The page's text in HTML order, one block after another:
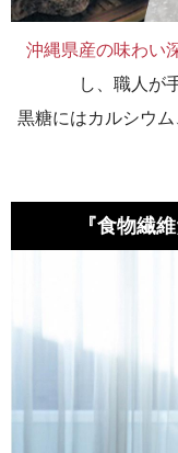
沖縄県産の味わい
し、職人が
黒糖にはカルシウ
『食物繊